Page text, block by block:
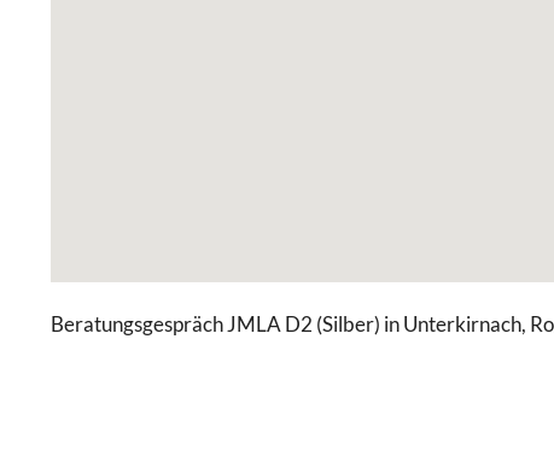
Beratungsgespräch JMLA D2 (Silber) in Unterkirnach,